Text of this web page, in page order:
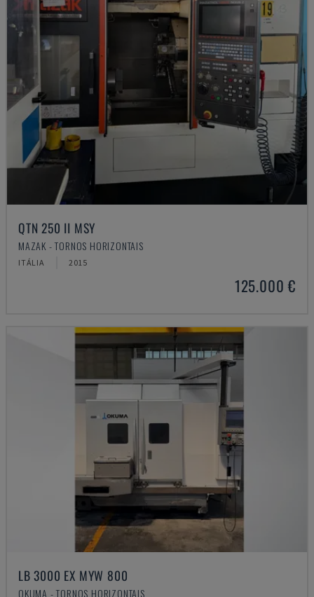
QTN 250 II MSY
MAZAK - TORNOS HORIZONTAIS
ITÁLIA 2015
125.000 €
LB 3000 EX MYW 800
OKUMA - TORNOS HORIZONTAIS